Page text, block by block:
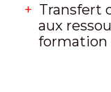
Transfert
aux
formation